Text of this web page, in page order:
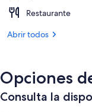
Restaurante
Abrir todos
Opciones
Consulta la